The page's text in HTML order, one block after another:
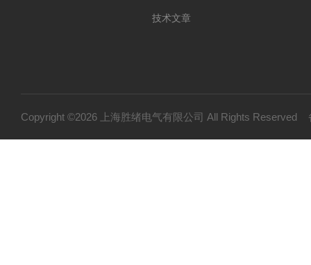
技术文章
Copyright ©2026 上海胜绪电气有限公司 All Rights Reserved